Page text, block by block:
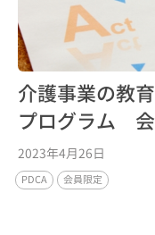
介護事業の教
プログラム 会
2023年4月26日
PDCA 会員限定